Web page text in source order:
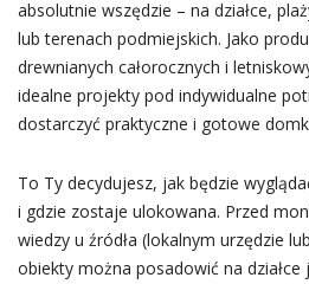
absolutnie wszędzie – na działce,
lub terenach podmiejskich. Jako
drewnianych całorocznych i
idealne projekty pod indywidualne
dostarczyć praktyczne i gotowe
To Ty decydujesz, jak będzie
i gdzie zostaje ulokowana. Przed
wiedzy u źródła (lokalnym urzędzie
obiekty można posadowić na